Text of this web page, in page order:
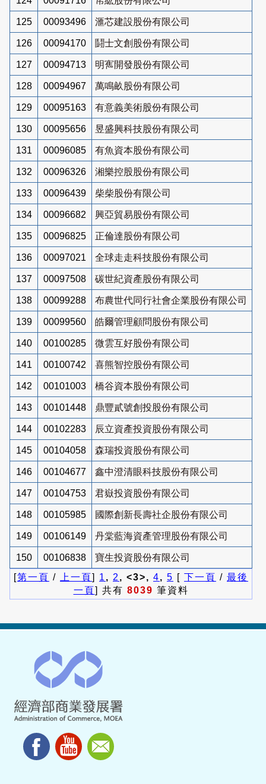
125 00093496 滙芯建設股份有限公司
126 00094170 鬪士文創股份有限公司
127 00094713 明寯開發股份有限公司
128 00094967 萬鳴畝股份有限公司
129 00095163 有意義美術股份有限公司
130 00095656 昱盛興科技股份有限公司
131 00096085 有魚資本股份有限公司
132 00096326 湘樂控股股份有限公司
133 00096439 柴柴股份有限公司
134 00096682 興亞貿易股份有限公司
135 00096825 正倫達股份有限公司
136 00097021 全球走走科技股份有限公司
137 00097508 碳世紀資產股份有限公司
138 00099288 布農世代同行社會企業股份有限公司
139 00099560 皓爾管理顧問股份有限公司
140 00100285 微雲互好股份有限公司
141 00100742 喜熊智控股份有限公司
142 00101003 橋谷資本股份有限公司
143 00101448 鼎豐貳號創投股份有限公司
144 00102283 辰立資產投資股份有限公司
145 00104058 森瑞投資股份有限公司
146 00104677 鑫中澄清眼科技股份有限公司
147 00104753 君嶽投資股份有限公司
148 00105985 國際創新長壽社企股份有限公司
149 00106149 丹棠藍海資產管理股份有限公司
150 00106838
寶生投資股份有限公司
[第一頁 / 上一頁] 1 , 2 , <3>, 4, 5 [ 下一頁 / 最後
一頁] 共有 8039 筆資料